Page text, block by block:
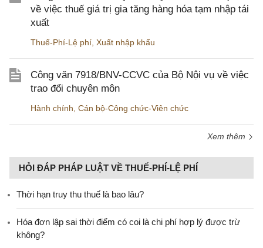
về việc thuế giá trị gia tăng hàng hóa tạm nhập tái
xuất
Thuế-Phí-Lệ phí Xuất nhập khẩu
Công văn 7918/BNV-CCVC của Bộ Nội vụ về việc
trao đổi chuyên môn
Hành chính Cán bộ-Công chức-Viên chức
Xem thêm
HỎI ĐÁP PHÁP LUẬT VỀ THUẾ-PHÍ-LỆ PHÍ
Thời hạn truy thu thuế là bao lâu?
Hóa đơn lập sai thời điểm có coi là chi phí hợp lý được trừ
không?